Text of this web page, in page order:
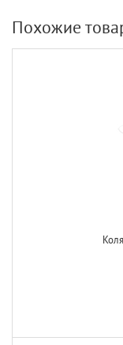
Похожие